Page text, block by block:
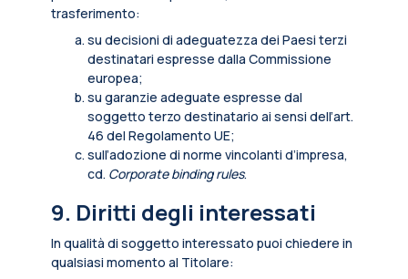
trasferimento:
su decisioni di adeguatezza dei Paesi terzi
destinatari espresse dalla Commissione
europea;
su garanzie adeguate espresse dal
soggetto terzo destinatario ai sensi dell’art.
46 del Regolamento UE;
sull’adozione di norme vincolanti d’impresa,
cd. Corporate binding rules.
9. Diritti degli interessati
In qualità di soggetto interessato puoi chiedere in
qualsiasi momento al Titolare: